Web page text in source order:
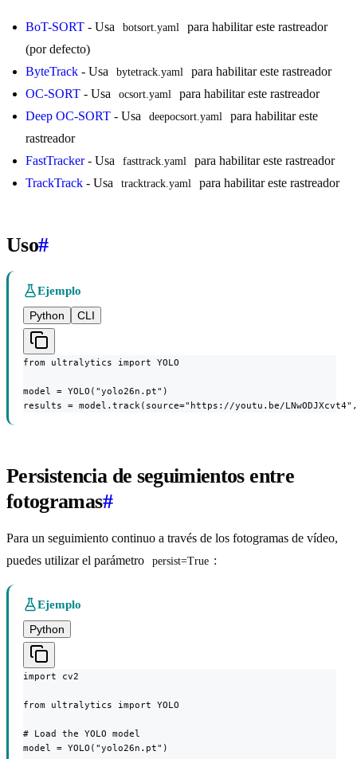
BoT-SORT - Usa botsort.yaml
para habilitar este rastreador
(por defecto)
ByteTrack - Usa bytetrack.yaml
para habilitar este rastreador
OC-SORT - Usa ocsort.yaml
para habilitar este rastreador
Deep OC-SORT - Usa deepocsort.yaml
para habilitar este
rastreador
FastTracker- Usa fasttrack.yaml
para habilitar este rastreador
TrackTrack - Usa tracktrack.yaml para habilitar este rastreador
Uso#
Ejemplo
Python
CLI
from ultralytics import YOLO
model = YOLO("yolo26n.pt")
results = model.track(source="https://youtu.be/
Persistencia de seguimientos entre
fotogramas#
Para un seguimiento continuo a través de los fotogramas de vídeo,
puedes utilizar el parámetro
persist=True :
Ejemplo
Python
import cv2
from ultralytics import YOLO
# Load the YOLO model
model = YOLO("yolo26n.pt")